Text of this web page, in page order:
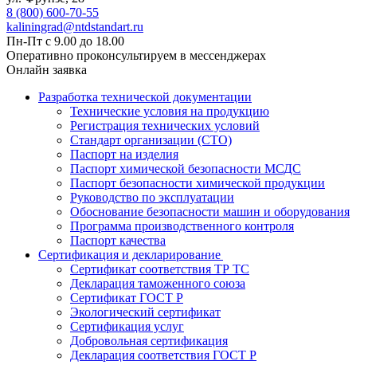
8 (800) 600-70-55
kaliningrad@ntdstandart.ru
Пн-Пт с 9.00 до 18.00
Оперативно проконсультируем в мессенджерах
Онлайн заявка
Разработка технической документации
Технические условия на продукцию
Регистрация технических условий
Стандарт организации (СТО)
Паспорт на изделия
Паспорт химической безопасности МСДС
Паспорт безопасности химической продукции
Руководство по эксплуатации
Обоснование безопасности машин и оборудования
Программа производственного контроля
Паспорт качества
Сертификация и декларирование
Сертификат соответствия ТР ТС
Декларация таможенного союза
Сертификат ГОСТ Р
Экологический сертификат
Сертификация услуг
Добровольная сертификация
Декларация соответствия ГОСТ Р